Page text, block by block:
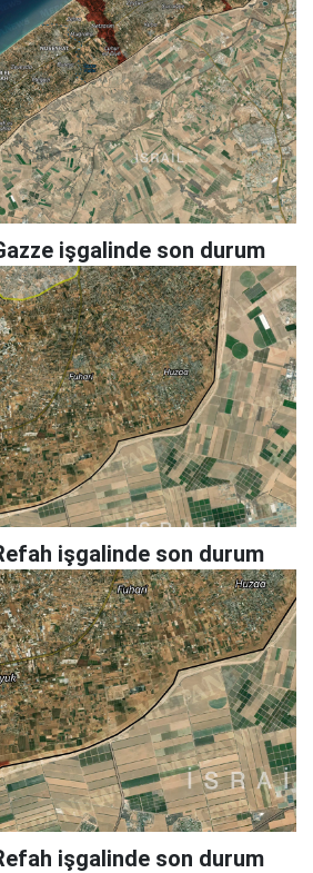
işgalinde son durum
işgalinde son durum
işgalinde son durum